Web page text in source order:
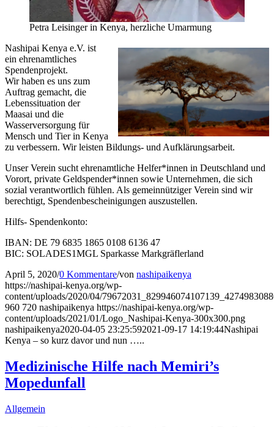
Petra Leisinger in Kenya, herzliche Umarmung
Nashipai Kenya e.V. ist
ein ehrenamtliches
Spendenprojekt.
Wir haben es uns zum
Auftrag gemacht, die
Lebenssituation der
Maasai und die
Wasserversorgung für
Mensch und Tier in Kenya
zu verbessern. Wir leisten Bildungs- und Aufklärungsarbeit.
Unser Verein sucht ehrenamtliche Helfer*innen in Deutschland und
Vorort, private Geldspender*innen sowie Unternehmen, die sich
sozial verantwortlich fühlen. Als gemeinnütziger Verein sind wir
berechtigt, Spendenbescheinigungen auszustellen.
Hilfs- Spendenkonto:
IBAN: DE 79 6835 1865 0108 6136 47
BIC: SOLADES1MGL Sparkasse Markgräflerland
April 5, 2020/0 Kommentare/von nashipaikenya
https://nashipai-kenya.org/wp-
content/uploads/2020/04/
960 720 nashipaikenya https://nashipai-kenya.org/wp-
content/uploads/2021/01/Logo_Nashipai-Kenya-300x300.png
nashipaikenya2020-04-05 23:25:592021-09-17 14:19:44Nashipai
Kenya – so kurz davor und nun …..
Medizinische Hilfe nach Memiri’s
Mopedunfall
Allgemein